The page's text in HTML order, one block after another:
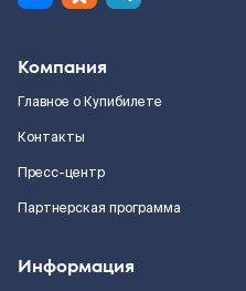
Компания
Главное о Купибилете
Контакты
Пресс-центр
Партнерская программа
Информация